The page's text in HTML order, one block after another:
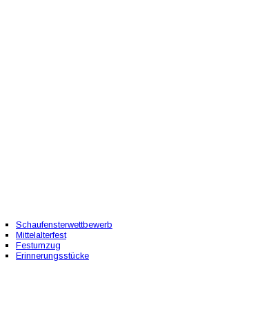
Schaufensterwettbewerb
Mittelalterfest
Festumzug
Erinnerungsstücke